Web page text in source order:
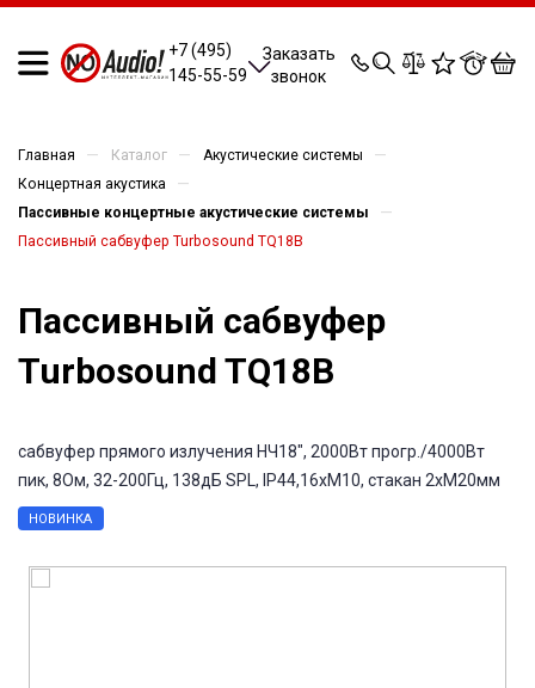
+7 (495)
145-55-59
Заказать
звонок
0 0 0 0
Главная — Каталог — Акустические системы —
Концертная акустика —
Пассивные концертные акустические системы —
Пассивный сабвуфер Turbosound TQ18B
Пассивный сабвуфер
Turbosound TQ18B
сабвуфер прямого излучения НЧ18", 2000Вт прогр./4000Вт
пик, 8Ом, 32-200Гц, 138дБ SPL, IP44,16xM10, стакан 2xM20мм
НОВИНКА